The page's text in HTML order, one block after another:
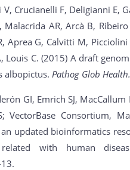
Crucianelli F, Deligianni E,
Malacrida AR, Arcà B,
Aprea G, Calvitti M, Picciolini
Louis C. (2015) A draft
albopictus. Pathog Glob Health.
GI, Emrich SJ,
VectorBase Consortium,
an updated bioinformatics
related with human